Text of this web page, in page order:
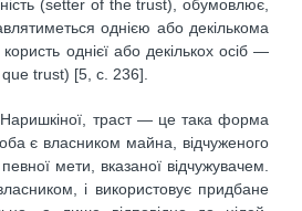
(setter of the trust), обумовлює,
однією або декількома
однієї або декількох осіб —
que trust) [5, с. 236].
траст — це така форма
є власником майна, відчуженого
мети, вказаної відчужувачем.
і використовує придбане